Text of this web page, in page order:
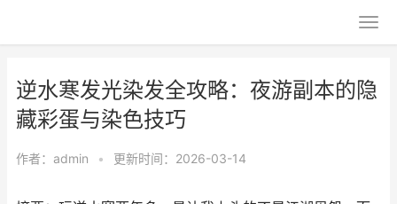
逆水寒发光染发全攻略：夜游副本的隐
藏彩蛋与染色技巧
作者： admin • 更新时间：2026-03-14